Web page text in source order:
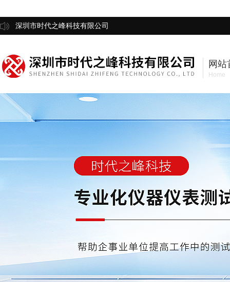
深圳市时代之峰科技有限公司
网站
Home